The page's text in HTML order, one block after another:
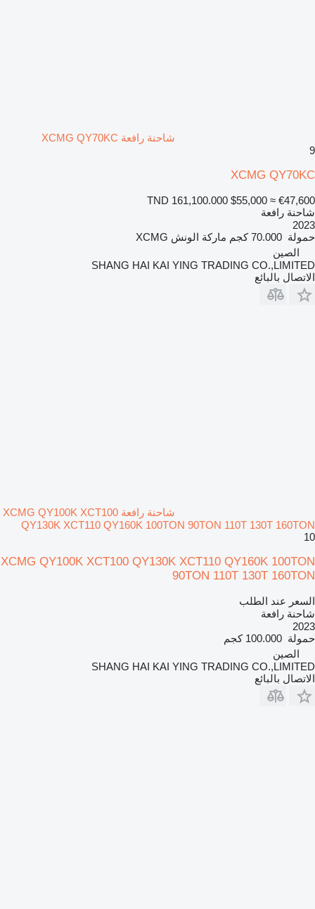
شاحنة رافعة XCMG QY70KC
9
XCMG QY70KC
TND 161,100.000 $55,000 ≈ €47,600
شاحنة رافعة
2023
حمولة 70.000 كجم ماركة الونش XCMG
الصين
SHANG HAI KAI YING TRADING CO.,LIMITED
الاتصال بالبائع
شاحنة رافعة XCMG QY100K XCT100
QY130K XCT110 QY160K 100TON 90TON 110T 130T 160TON
10
XCMG QY100K XCT100 QY130K XCT110 QY160K 100TON
90TON 110T 130T 160TON
السعر عند الطلب
شاحنة رافعة
2023
حمولة 100.000 كجم
الصين
SHANG HAI KAI YING TRADING CO.,LIMITED
الاتصال بالبائع